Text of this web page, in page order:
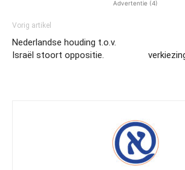
Advertentie (4)
Vorig artikel
Nederlandse houding t.o.v.
Israël stoort oppositie.